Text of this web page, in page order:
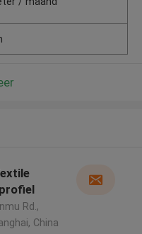
Rd.,
China